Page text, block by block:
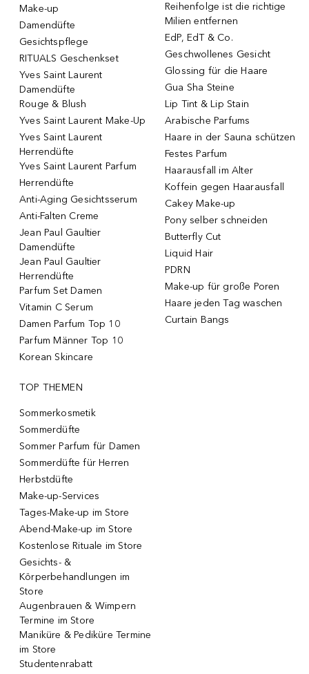
Make-up
Damendüfte
Gesichtspflege
RITUALS Geschenkset
Yves Saint Laurent
Damendüfte
Rouge & Blush
Yves Saint Laurent Make-Up
Yves Saint Laurent
Herrendüfte
Yves Saint Laurent Parfum
Herrendüfte
Anti-Aging Gesichtsserum
Anti-Falten Creme
Jean Paul Gaultier
Damendüfte
Jean Paul Gaultier
Herrendüfte
Parfum Set Damen
Vitamin C Serum
Damen Parfum Top 10
Parfum Männer Top 10
Korean Skincare
Reihenfolge ist die richtige
Milien entfernen
EdP, EdT & Co.
Geschwollenes Gesicht
Glossing für die Haare
Gua Sha Steine
Lip Tint & Lip Stain
Arabische Parfums
Haare in der Sauna schützen
Festes Parfum
Haarausfall im Alter
Koffein gegen Haarausfall
Cakey Make-up
Pony selber schneiden
Butterfly Cut
Liquid Hair
PDRN
Make-up für große Poren
Haare jeden Tag waschen
Curtain Bangs
TOP THEMEN
Sommerkosmetik
Sommerdüfte
Sommer Parfum für Damen
Sommerdüfte für Herren
Herbstdüfte
Make-up-Services
Tages-Make-up im Store
Abend-Make-up im Store
Kostenlose Rituale im Store
Gesichts- &
Körperbehandlungen im
Store
Augenbrauen & Wimpern
Termine im Store
Maniküre & Pediküre Termine
im Store
Studentenrabatt